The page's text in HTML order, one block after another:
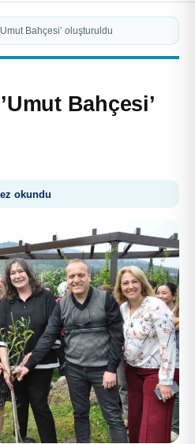
Bahçesi’ oluşturuldu
Bahçesi’
okundu